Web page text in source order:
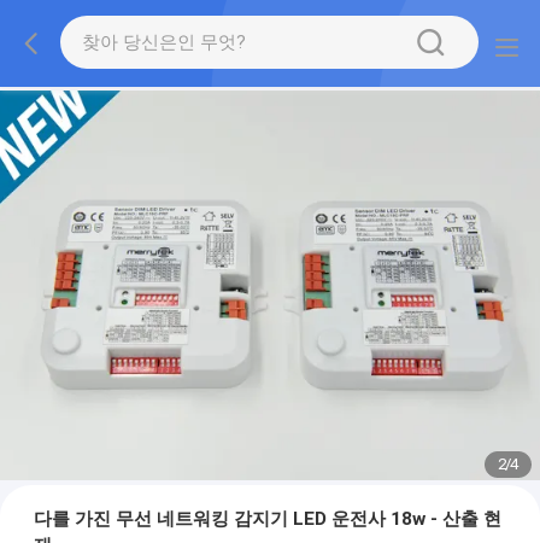
2/4
다를 가진 무선 네트워킹 감지기 LED 운전사 18w - 산출 현